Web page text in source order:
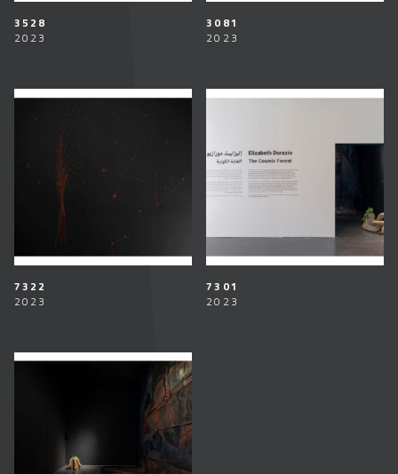
3528
2023
3081
2023
7322
2023
7301
2023